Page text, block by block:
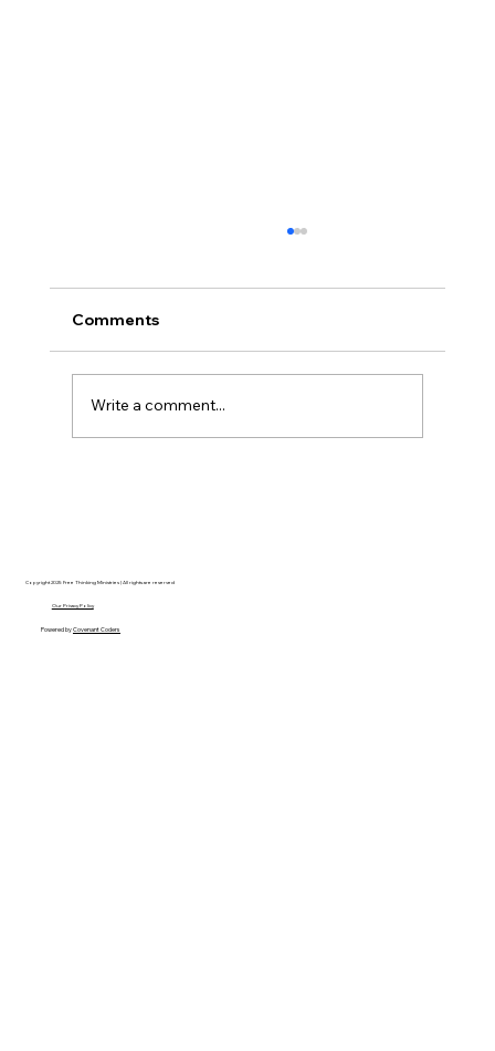
Comments
Write a comment...
Copyright 2025 Free Thinking Ministries | All rights are reserved
Our Privacy Policy
Powered byCovenant Coders